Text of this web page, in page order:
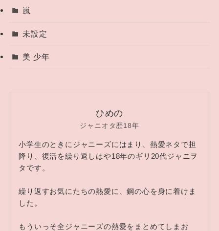
嵐
未設定
美 少年
ひめの
ジャニオタ歴18年
小学生のときにジャニーズにはまり、熱愛ネタで担
降り、復活を繰り返しはや18年のギリ20代ジャニヲ
タです。
繰り返すお気にたちの熱愛に、鋼の心を身に着けま
した。
もういっそ全ジャニーズの熱愛をまとめてしまお